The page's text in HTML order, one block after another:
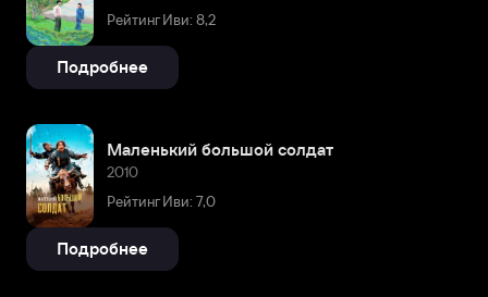
Рейтинг Иви: 8,2
Подробнее
Маленький большой солдат
2010
Рейтинг Иви: 7,0
Подробнее